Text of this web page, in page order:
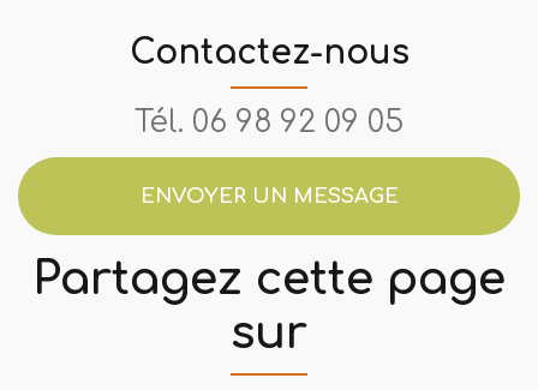
Contactez-nous
Tél. 06 98 92 09 05
ENVOYER UN MESSAGE
Partagez cette page
sur